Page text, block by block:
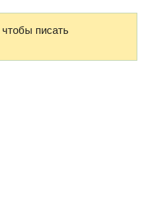
чтобы писать